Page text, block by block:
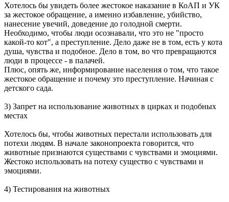
Хотелось бы увидеть более жестокое наказание в КоАП и УК
за жестокое обращение, а именно избавление, убийство,
нанесение увечий, доведение до голодной смерти.
Необходимо, чтобы люди осознавали, что это не "просто
какой-то кот", а преступление. Дело даже не в том, есть у кота
душа, чувства и подобное. Дело в том, во что превращаются
люди в процессе - в палачей.
Плюс, опять же, информирование населения о том, что такое
жестокое обращение и почему это преступление. Начиная с
детского сада.
3) Запрет на использование животных в цирках и подобных
местах
Хотелось бы, чтобы животных перестали использовать для
потехи людям. В начале законопроекта говорится, что
животные признаются существами с чувствами и эмоциями.
Жестоко использовать на потеху существо с чувствами и
эмоциями.
4) Тестирования на животных